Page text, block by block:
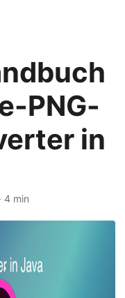
PNG-
in
4 min